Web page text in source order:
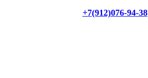
+7(912)076-94-38